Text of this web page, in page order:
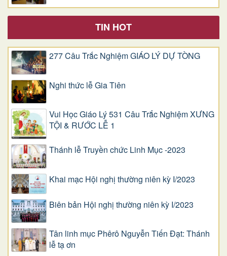
TIN HOT
277 Câu Trắc Nghiệm GIÁO LÝ DỰ TÒNG
Nghi thức lễ Gia Tiên
Vui Học Giáo Lý 531 Câu Trắc Nghiệm XƯNG
TỘI & RƯỚC LỄ 1
Thánh lễ Truyền chức Linh Mục -2023
Khai mạc Hội nghị thường niên kỳ I/2023
Biên bản Hội nghị thường niên kỳ I/2023
Tân linh mục Phêrô Nguyễn Tiến Đạt: Thánh
lễ tạ ơn